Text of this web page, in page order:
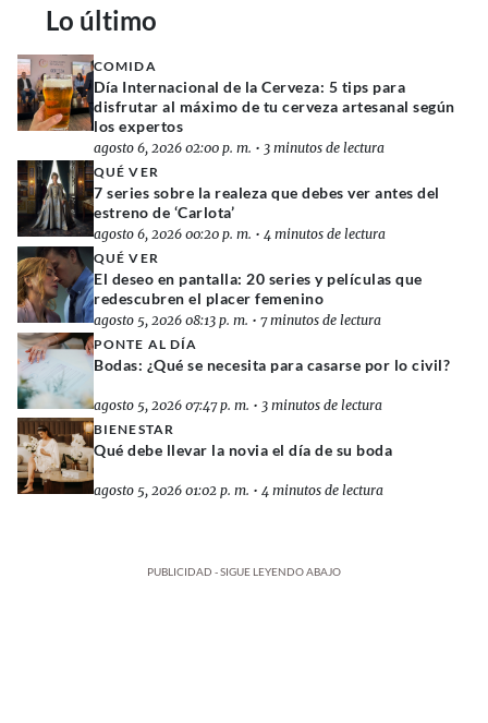
Lo último
COMIDA
Día Internacional de la Cerveza: 5 tips para
disfrutar al máximo de tu cerveza artesanal según
los expertos
agosto 6, 2026 02:00 p. m. • 3 minutos de lectura
QUÉ VER
7 series sobre la realeza que debes ver antes del
estreno de ‘Carlota’
agosto 6, 2026 00:20 p. m. • 4 minutos de lectura
QUÉ VER
El deseo en pantalla: 20 series y películas que
redescubren el placer femenino
agosto 5, 2026 08:13 p. m. • 7 minutos de lectura
PONTE AL DÍA
Bodas: ¿Qué se necesita para casarse por lo civil?
agosto 5, 2026 07:47 p. m. • 3 minutos de lectura
BIENESTAR
Qué debe llevar la novia el día de su boda
agosto 5, 2026 01:02 p. m. • 4 minutos de lectura
PUBLICIDAD - SIGUE LEYENDO ABAJO